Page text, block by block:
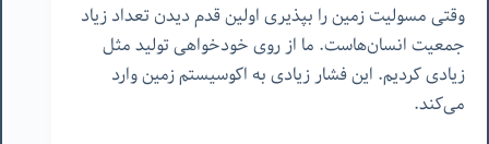
وقتی مسولیت زمین را بپذیری اولین قدم دیدن تعداد زیاد
جمعیت انسان‌هاست. ما از روی خودخواهی تولید مثل
زیادی کردیم. این فشار زیادی به اکوسیستم زمین وارد
می‌کند.